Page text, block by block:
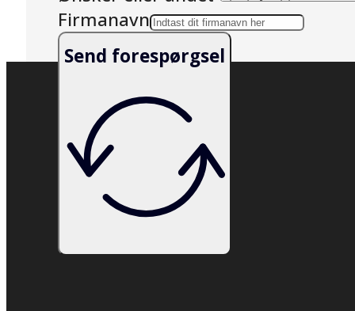
Firmanavn
Send forespørgsel